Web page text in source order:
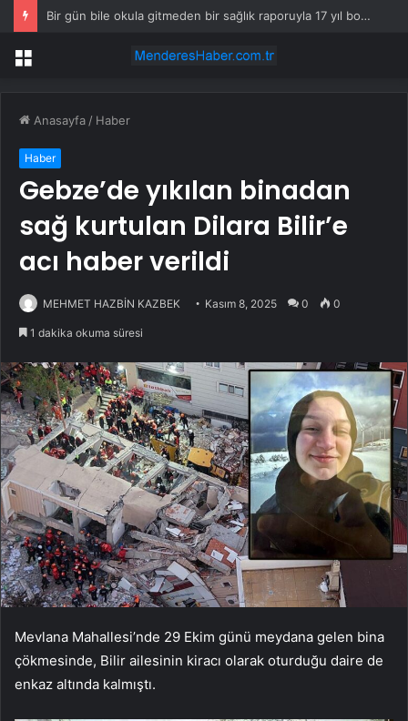
GoPro hissesi neden bugün düşüyor?
Menü
Anasayfa / Haber
Haber
Gebze’de yıkılan binadan
sağ kurtulan Dilara Bilir’e
acı haber verildi
MEHMET HAZBİN KAZBEK Kasım 8, 2025 0 0
1 dakika okuma süresi
Mevlana Mahallesi’nde 29 Ekim günü meydana gelen bina
çökmesinde, Bilir ailesinin kiracı olarak oturduğu daire de
enkaz altında kalmıştı.